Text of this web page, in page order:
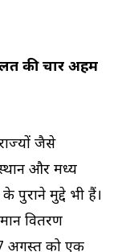
की चार अहम
जैसे
और मध्य
पुराने मुद्दे भी हैं।
वितरण
अगस्त को एक